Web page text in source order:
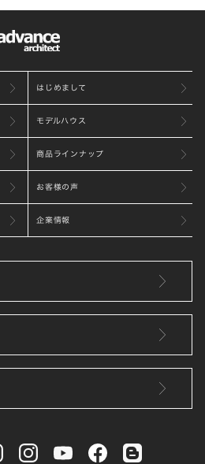
はじめまして
モデルハウス
商品ラインナップ
お客様の声
企業情報